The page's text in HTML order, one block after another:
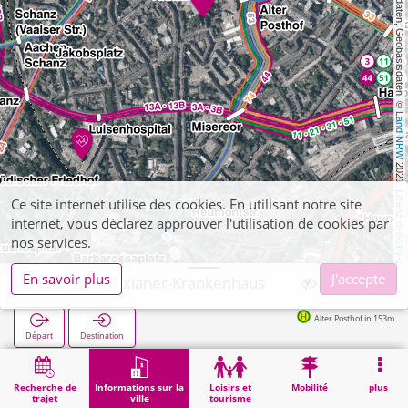
, Kartendaten, Geobasisdaten: ©
Land NRW
2021, Lizenz
dl-de/by-2-0
Recherche de
trajet
Informations sur la
ville
Loisirs et
tourisme
Mobilité plus
Aachen, Alexianer-Krankenhaus
Départ Destination
Alter Posthof in 153m
Démarrage Informations sur la ville Aachen, Alexianer-Krankenhaus
Ce site internet utilise des cookies. En utilisant notre site
internet, vous déclarez approuver l'utilisation de cookies par
nos services.
En savoir plus
J'accepte